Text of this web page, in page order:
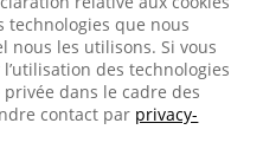
technologies que nous
les utilisons. Si vous
des technologies
dans le cadre des
contact par privacy-